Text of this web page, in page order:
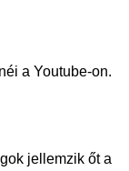
a Youtube-on.
jellemzik őt a